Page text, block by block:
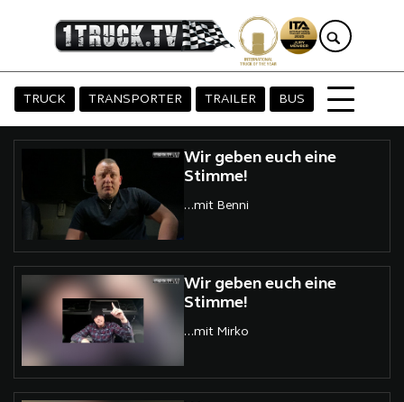
TRUCK TRANSPORTER TRAILER BUS
Wir geben euch eine
Stimme!
...mit Benni
Wir geben euch eine
Stimme!
...mit Mirko